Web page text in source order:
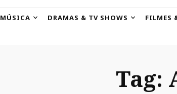
MÚSICA DRAMAS & TV SHOWS FILMES
Tag: